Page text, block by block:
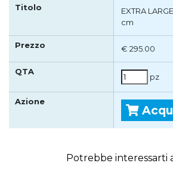
EXTRA
cm
€ 295.00
pz
Potrebbe interessarti